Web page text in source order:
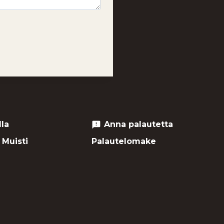
Muisti
feedback Anna palautetta
Palautelomake